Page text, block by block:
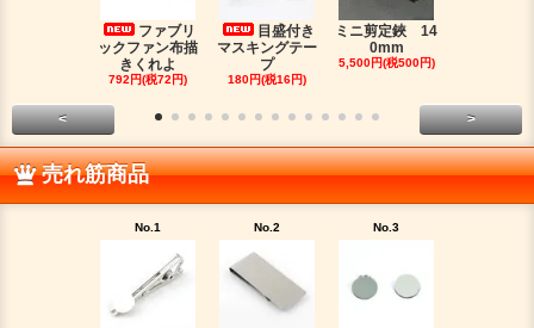
ファブリ
ックファン布描
きくれよ
792円(税72円)
目盛付き
マスキングテー
プ
180円(税16円)
ミニ剪定鋏 14
0mm
5,500円(税500円)
< >
売れ筋商品
No.1 No.2 No.3